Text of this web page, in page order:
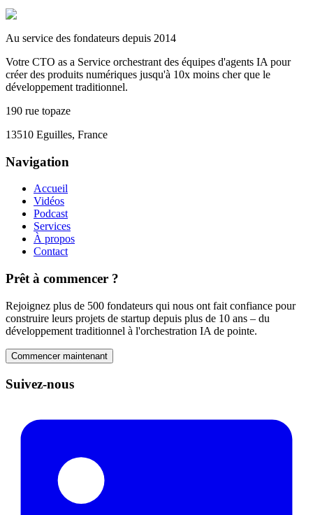
Au service des fondateurs depuis 2014
Votre CTO as a Service orchestrant des équipes d'agents IA pour
créer des produits numériques jusqu'à 10x moins cher que le
développement traditionnel.
190 rue topaze
13510 Eguilles, France
Navigation
Accueil
Vidéos
Podcast
Services
À propos
Contact
Prêt à commencer ?
Rejoignez plus de 500 fondateurs qui nous ont fait confiance pour
construire leurs projets de startup depuis plus de 10 ans – du
développement traditionnel à l'orchestration IA de pointe.
Commencer maintenant
Suivez-nous